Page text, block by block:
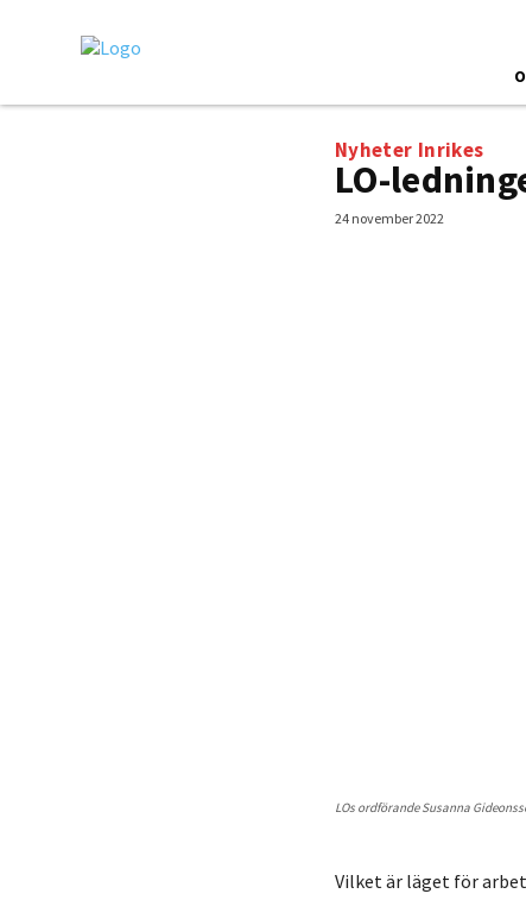
Nyheter Inrikes
LO-
24 november 2022
LOs ordförande Susanna
Vilket är läget för